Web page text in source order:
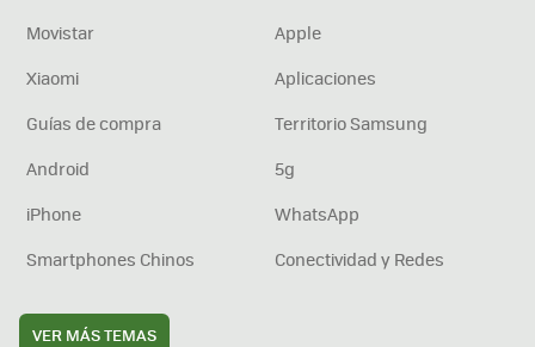
Movistar
Apple
Xiaomi
Aplicaciones
Guías de compra
Territorio Samsung
Android
5g
iPhone
WhatsApp
Smartphones Chinos
Conectividad y Redes
VER MÁS TEMAS